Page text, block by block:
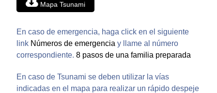
Mapa Tsunami
En caso de emergencia, haga click en el siguiente
link Números de emergencia y llame al número
correspondiente. 8 pasos de una familia preparada
En caso de Tsunami se deben utilizar la vías
indicadas en el mapa para realizar un rápido despeje